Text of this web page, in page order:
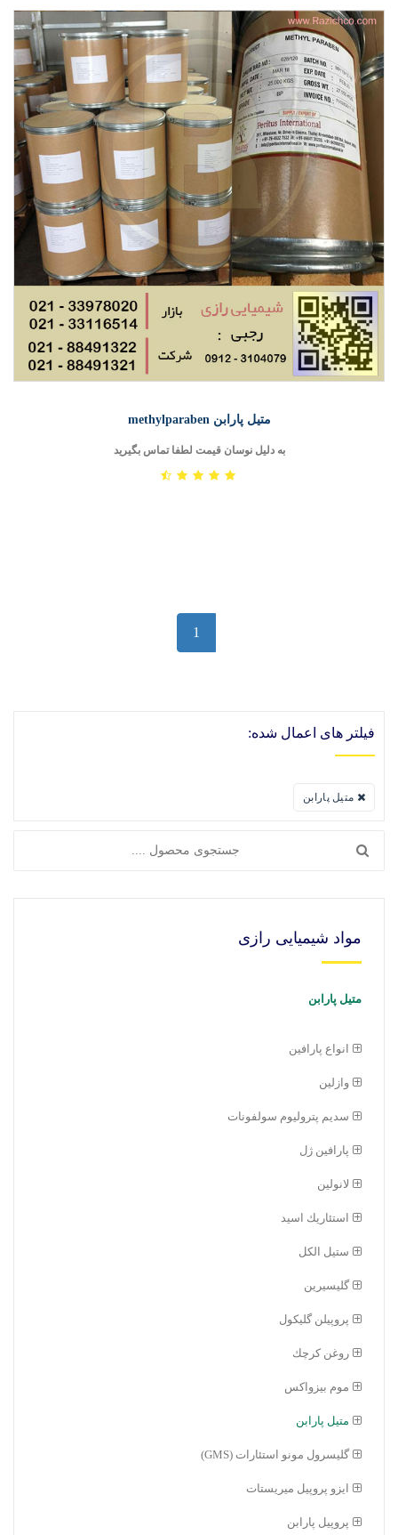
متیل پارابن methylparaben
به دلیل نوسان قیمت لطفا تماس بگیرید
1
فیلتر های اعمال شده:
متيل پارابن
مواد شیمیایی رازی
متيل پارابن
انواع پارافین
وازلین
سديم پتروليوم سولفونات
پارافين ژل
لانولين
استئاريك اسيد
ستيل الكل
گليسيرين
پروپيلن گلیکول
روغن كرچك
موم بيزواكس
متيل پارابن
گلیسرول مونو استئارات (GMS)
ايزو پروپيل میريستات
پروپیل پارابن